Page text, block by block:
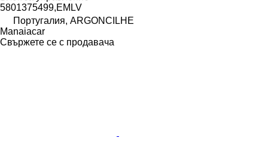
5801375499,EMLV
Португалия, ARGONCILHE
Manaiacar
Свържете се с продавача